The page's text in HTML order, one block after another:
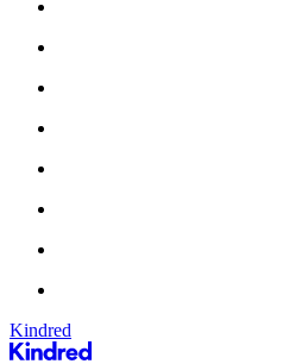
Kindred